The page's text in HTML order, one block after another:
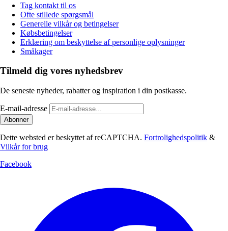
Tag kontakt til os
Ofte stillede spørgsmål
Generelle vilkår og betingelser
Købsbetingelser
Erklæring om beskyttelse af personlige oplysninger
Småkager
Tilmeld dig vores nyhedsbrev
De seneste nyheder, rabatter og inspiration i din postkasse.
E-mail-adresse
Abonner
Dette websted er beskyttet af reCAPTCHA. Fortrolighedspolitik &
Vilkår for brug
Facebook